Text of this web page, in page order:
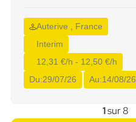
Auterive , France
Interim
12,31 €/h - 12,50 €/h
Du:29/07/26 Au:14/08/26
1sur 8